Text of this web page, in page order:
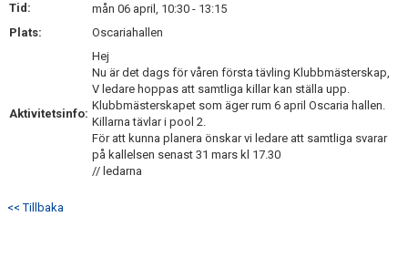
Tid:
mån 06 april, 10:30 - 13:15
Plats:
Oscariahallen
Aktivitetsinfo:
Hej
Nu är det dags för våren första tävling Klubbmästerskap,
V ledare hoppas att samtliga killar kan ställa upp.
Klubbmästerskapet som äger rum 6 april Oscaria hallen.
Killarna tävlar i pool 2.
För att kunna planera önskar vi ledare att samtliga svarar
på kallelsen senast 31 mars kl 17.30
// ledarna
<< Tillbaka